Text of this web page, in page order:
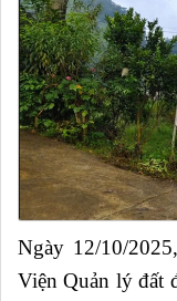
Ngày 12/10/
Viện Quản lý đất